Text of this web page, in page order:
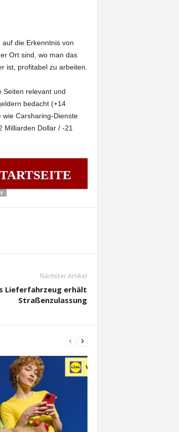
die Erkenntnis von
Ort sind, wo man das
ist, profitabel zu arbeiten.
Seiten relevant und
bedacht (+14
Carsharing-Dienste
Milliarden Dollar / -21
Nächster Artikel
Lieferfahrzeug erhält
Straßenzulassung